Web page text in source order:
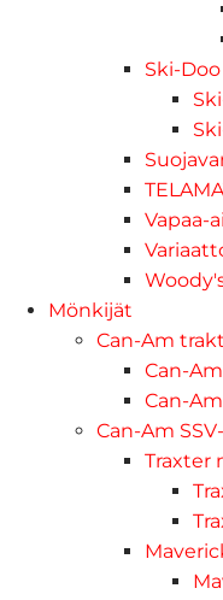
Ski-Doo
Vapaa-
Mönkijät
Can-Am
Can-
Can-
Can-Am
Traxter